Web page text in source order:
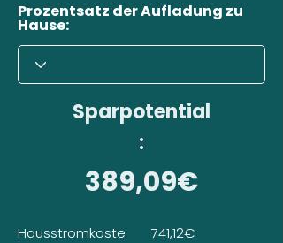
Prozentsatz der Aufladung zu
Hause:
Sparpotential
:
389,09€
Hausstromkoste
741,12€